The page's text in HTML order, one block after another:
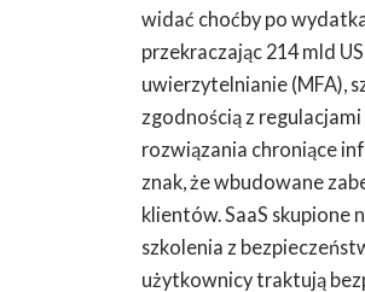
widać choćby po
przekraczając 214 mld
uwierzytelnianie (MFA),
zgodnością z
rozwiązania chroniące
znak, że wbudowane
klientów. SaaS skupione
szkolenia z
użytkownicy traktują